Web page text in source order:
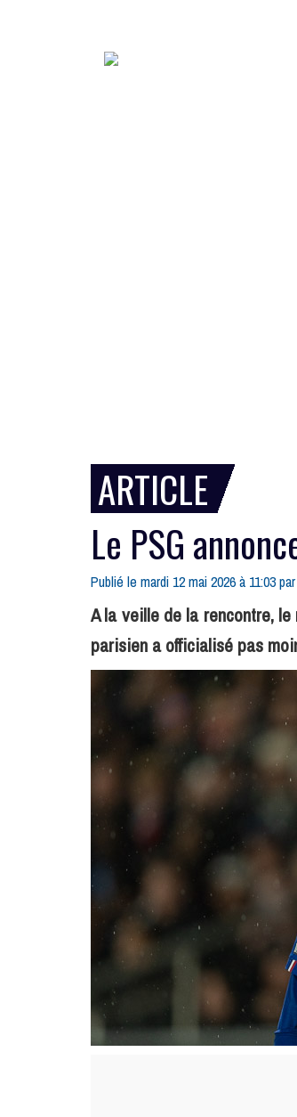
ARTICLE
Le PSG
Publié le mardi 12 mai 2026 à 11:03 par
A la veille de la rencontre,
parisien a officialisé pas